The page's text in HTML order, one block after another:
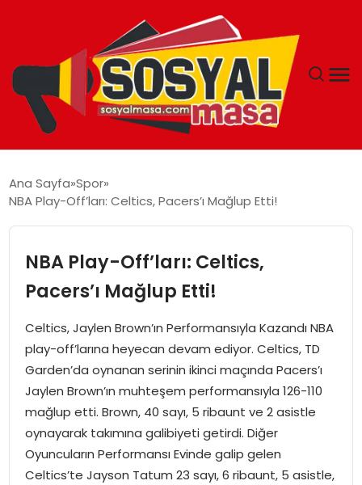
EKONOMI
GÜNCEL
TEKNOLOJI
GÜNDEM
MAGAZIN
Ana Sayfa Spor
NBA Play-Off’ları: Celtics, Pacers’ı Mağlup Etti!
NBA Play-Off’ları: Celtics,
Pacers’ı Mağlup Etti!
Celtics, Jaylen Brown’ın Performansıyla Kazandı NBA
play-off’larına heyecan devam ediyor. Celtics, TD
Garden’da oynanan serinin ikinci maçında Pacers’ı
Jaylen Brown’ın muhteşem performansıyla 126-110
mağlup etti. Brown, 40 sayı, 5 ribaunt ve 2 asistle
oynayarak takımına galibiyeti getirdi. Diğer
Oyuncuların Performansı Evinde galip gelen
Celtics’te Jayson Tatum 23 sayı, 6 ribaunt, 5 asistle,